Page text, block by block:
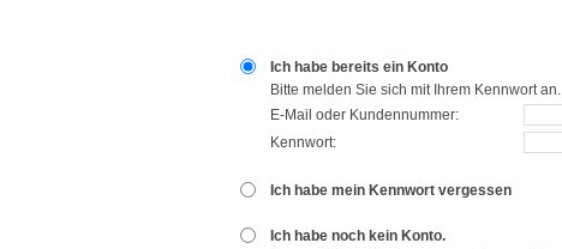
Ich habe bereits ein Konto
Bitte melden Sie sich mit Ihrem Kennwort an.
E-Mail oder Kundennummer:
Kennwort:
Ich habe mein Kennwort vergessen
Ich habe noch kein Konto.